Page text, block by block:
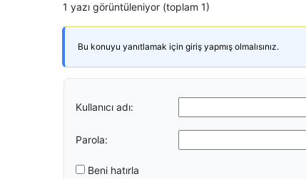
1 yazı görüntüleniyor (toplam 1)
Bu konuyu yanıtlamak için giriş yapmış olmalısınız.
Kullanıcı adı:
Parola:
Beni hatırla